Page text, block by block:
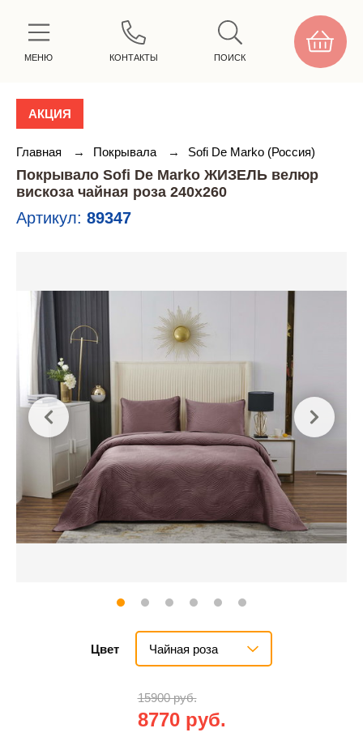
МЕНЮ КОНТАКТЫ ПОИСК
АКЦИЯ
Главная → Покрывала → Sofi De Marko (Россия)
Покрывало Sofi De Marko ЖИЗЕЛЬ велюр
вискоза чайная роза 240х260
Артикул: 89347
Цвет Чайная роза
15900 руб.
8770 руб.